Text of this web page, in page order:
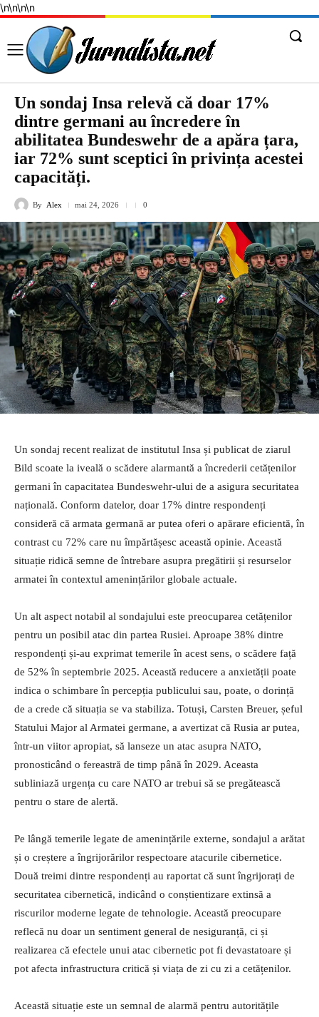
\n\n\n\n
Un sondaj Insa relevă că doar 17%
dintre germani au încredere în
abilitatea Bundeswehr de a apăra țara,
iar 72% sunt sceptici în privința acestei
capacități.
By Alex mai 24, 2026 0
Un sondaj recent realizat de institutul Insa și publicat de ziarul
Bild scoate la iveală o scădere alarmantă a încrederii cetățenilor
germani în capacitatea Bundeswehr-ului de a asigura securitatea
națională. Conform datelor, doar 17% dintre respondenți
consideră că armata germană ar putea oferi o apărare eficientă, în
contrast cu 72% care nu împărtășesc această opinie. Această
situație ridică semne de întrebare asupra pregătirii și resurselor
armatei în contextul amenințărilor globale actuale.
Un alt aspect notabil al sondajului este preocuparea cetățenilor
pentru un posibil atac din partea Rusiei. Aproape 38% dintre
respondenți și-au exprimat temerile în acest sens, o scădere față
de 52% în septembrie 2025. Această reducere a anxietății poate
indica o schimbare în percepția publicului sau, poate, o dorință
de a crede că situația se va stabiliza. Totuși, Carsten Breuer, șeful
Statului Major al Armatei germane, a avertizat că Rusia ar putea,
într-un viitor apropiat, să lanseze un atac asupra NATO,
pronosticând o fereastră de timp până în 2029. Aceasta
subliniază urgența cu care NATO ar trebui să se pregătească
pentru o stare de alertă.
Pe lângă temerile legate de amenințările externe, sondajul a arătat
și o creștere a îngrijorărilor respectoare atacurile cibernetice.
Două treimi dintre respondenți au raportat că sunt îngrijorați de
securitatea cibernetică, indicând o conștientizare extinsă a
riscurilor moderne legate de tehnologie. Această preocupare
reflecă nu doar un sentiment general de nesiguranță, ci și
realizarea că efectele unui atac cibernetic pot fi devastatoare și
pot afecta infrastructura critică și viața de zi cu zi a cetățenilor.
Această situație este un semnal de alarmă pentru autoritățile